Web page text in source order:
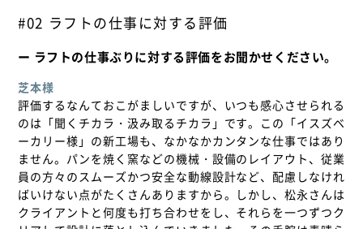
#02 ラフトの仕事に対する評価
ー ラフトの仕事ぶりに対する評価をお聞かせください。
芝本様
評価するなんておこがましいですが、いつも感心させられる
のは「聞くチカラ・汲み取るチカラ」です。この「イスズベ
ーカリー様」の新工場も、なかなかカンタンな仕事ではあり
ません。パンを焼く窯などの機械・設備のレイアウト、従業
員の方々のスムーズかつ安全な動線設計など、配慮しなけれ
ばいけない点がたくさんありますから。しかし、松永さんは
クライアントと何度も打ち合わせをし、それらを一つずつク